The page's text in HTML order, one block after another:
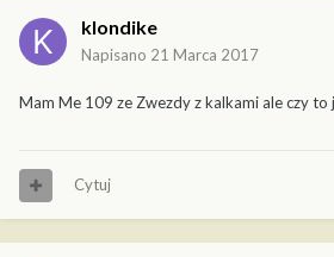
klondike
Napisano 21 Marca 2017
Mam Me 109 ze Zwezdy z kalkami ale czy to
Cytuj